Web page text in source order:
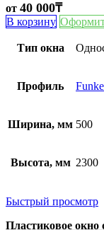
от 40 000₸
В корзину
Тип окна
Профиль
Ширина, мм 500
Высота, мм 2300
Быстрый просмотр
Пластиковое окно